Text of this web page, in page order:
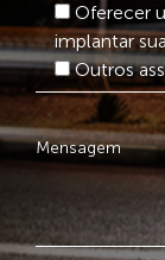
Oferecer
implantar
Outros